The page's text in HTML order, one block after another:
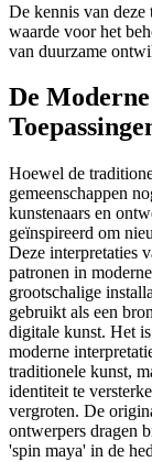
De kennis van deze
waarde voor het
van duurzame
De
Hoewel de
gemeenschappen
kunstenaars en
geïnspireerd om
Deze interpretaties
patronen in
grootschalige
gebruikt als een
digitale kunst. Het
moderne
traditionele kunst,
identiteit te
vergroten. De
ontwerpers dragen
'spin maya' in de